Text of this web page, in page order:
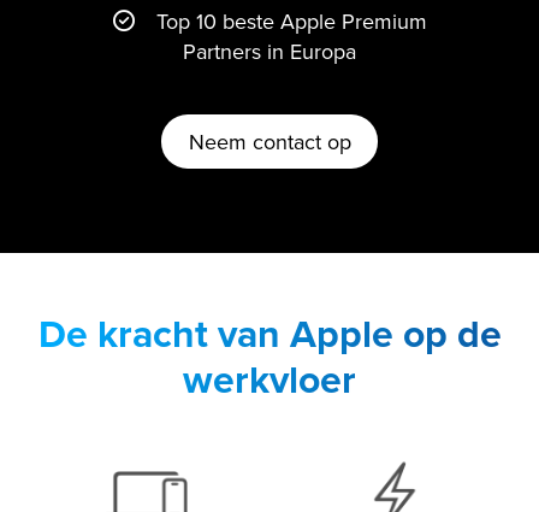
Top 10 beste Apple Premium
Partners in Europa
Neem contact op
De kracht van Apple op de
werkvloer